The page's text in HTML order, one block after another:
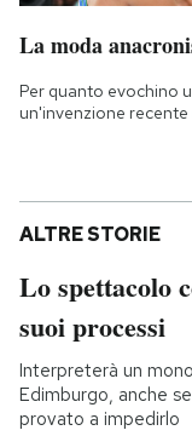
La moda
Per quanto evochino
un'invenzione
ALTRE STORIE
Lo spettacolo
suoi processi
Interpreterà un
Edimburgo, anche
provato a impedirlo